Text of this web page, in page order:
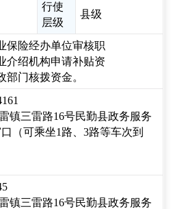
行使
层级
县级
保险经办单位审核职
介绍机构申请补贴资
部门核拨资金。
镇三雷路16号民勤县政务服务
（可乘坐1路、3路等车次到
镇三雷路16号民勤县政务服务